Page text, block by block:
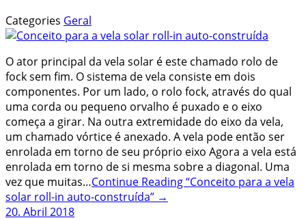
Categories Geral
O ator principal da vela solar é este chamado rolo de
fock sem fim. O sistema de vela consiste em dois
componentes. Por um lado, o rolo fock, através do qual
uma corda ou pequeno orvalho é puxado e o eixo
começa a girar. Na outra extremidade do eixo da vela,
um chamado vórtice é anexado. A vela pode então ser
enrolada em torno de seu próprio eixo Agora a vela está
enrolada em torno de si mesma sobre a diagonal. Uma
vez que muitas…Continue Reading“Conceito para a vela
solar roll-in auto-construída” →
20. Abril 2018